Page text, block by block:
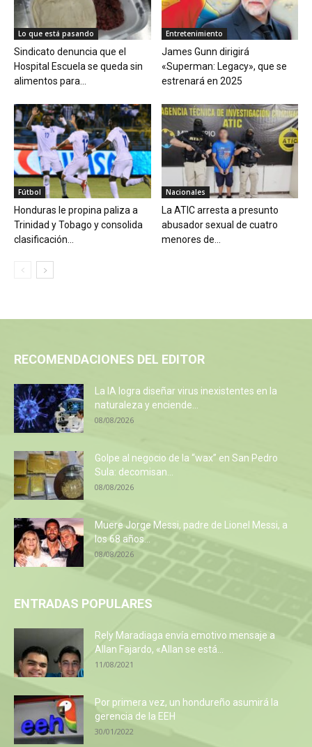
Lo que está pasando
Sindicato denuncia que el
Hospital Escuela se queda sin
alimentos para...
Entretenimiento
James Gunn dirigirá
«Superman: Legacy», que se
estrenará en 2025
Fútbol
Honduras le propina paliza a
Trinidad y Tobago y consolida
clasificación...
Nacionales
La ATIC arresta a presunto
abusador sexual de cuatro
menores de...
RECOMENDACIONES DEL EDITOR
La IA logra diseñar virus inexistentes en la
naturaleza y enciende...
08/08/2026
Golpe al negocio de la “wax” en San Pedro
Sula: decomisan...
08/08/2026
Muere Jorge Messi, padre de Lionel Messi, a
los 68 años...
08/08/2026
ENTRADAS POPULARES
Rely Maradiaga envía emotivo mensaje a
Allan Fajardo, «Allan se está...
11/08/2021
Por primera vez, un hondureño asumirá la
gerencia de la EEH
30/01/2022